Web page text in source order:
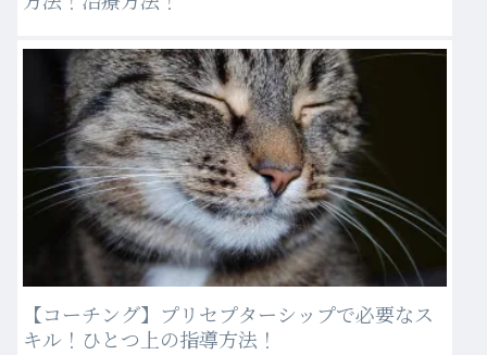
【コーチング】プリセプターシップで必要なス
キル！ひとつ上の指導方法！